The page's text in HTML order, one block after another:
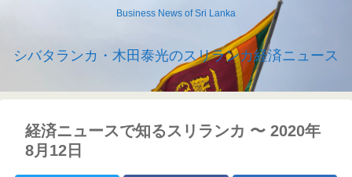
Business News of Sri Lanka
シバタランカ・木田泰光のスリランカ経済ニュース
経済ニュースで知るスリランカ 〜 2020年
8月12日